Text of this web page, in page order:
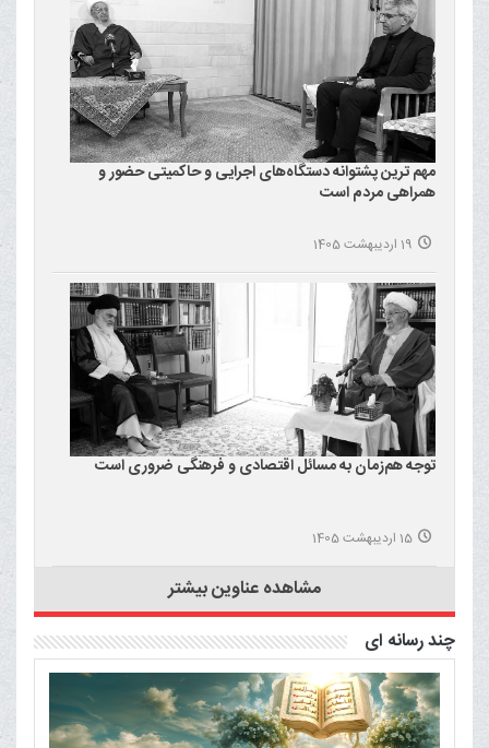
مهم ترین پشتوانه دستگاه‌های اجرایی و حاکمیتی حضور و
همراهی مردم است
19 اردیبهشت 1405
توجه هم‌زمان به مسائل اقتصادی و فرهنگی ضروری است
15 اردیبهشت 1405
مشاهده عناوین بیشتر
چند رسانه ای